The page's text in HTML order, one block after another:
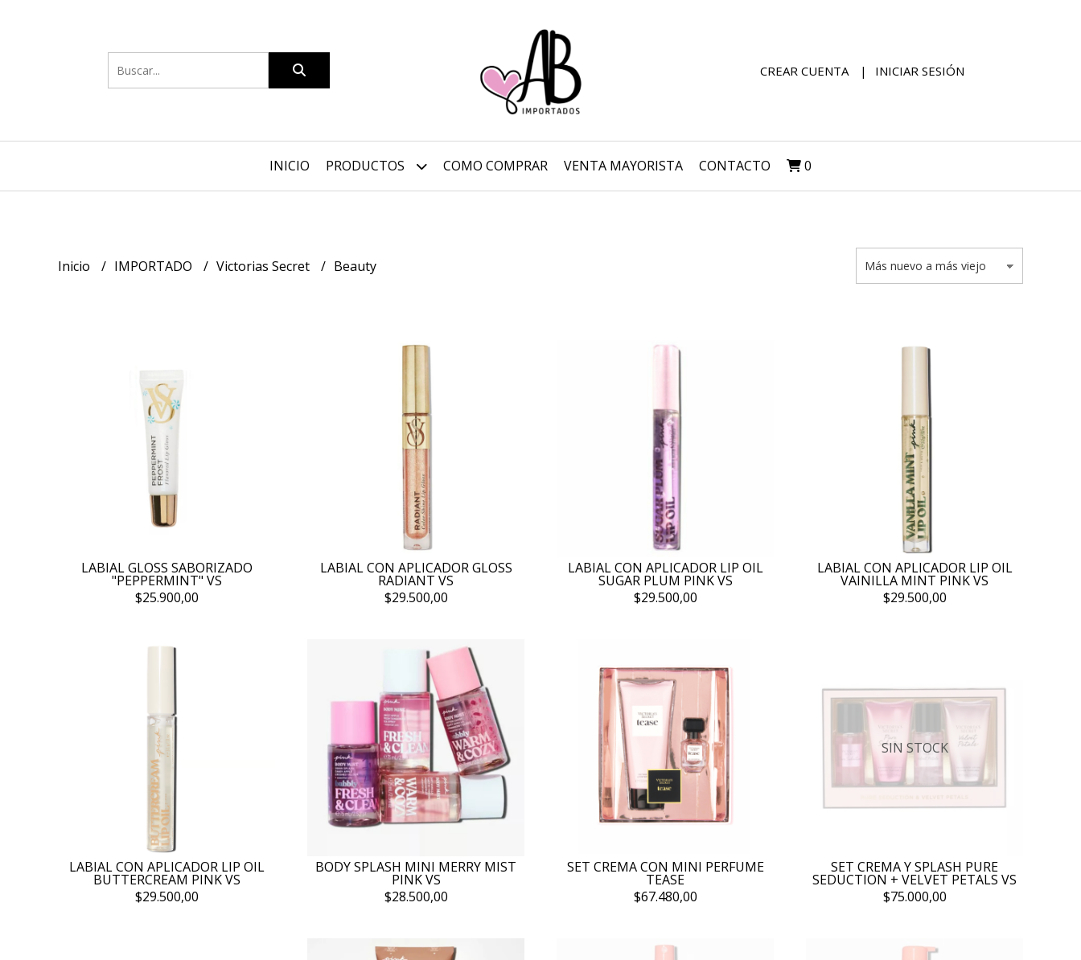
CREAR CUENTA INICIAR SESIÓN
INICIO PRODUCTOS COMO COMPRAR VENTA MAYORISTA CONTACTO 0
Inicio IMPORTADO Victorias Secret Beauty
LABIAL GLOSS SABORIZADO
"PEPPERMINT" VS
$25.900,00
LABIAL CON APLICADOR GLOSS
RADIANT VS
$29.500,00
LABIAL CON APLICADOR LIP OIL
SUGAR PLUM PINK VS
$29.500,00
LABIAL CON APLICADOR LIP OIL
VAINILLA MINT PINK VS
$29.500,00
LABIAL CON APLICADOR LIP OIL
BUTTERCREAM PINK VS
$29.500,00
BODY SPLASH MINI MERRY MIST
PINK VS
$28.500,00
SET CREMA CON MINI PERFUME
TEASE
$67.480,00
SIN STOCK
SET CREMA Y SPLASH PURE
SEDUCTION + VELVET PETALS VS
$75.000,00